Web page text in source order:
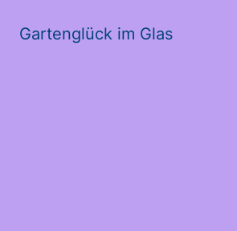
Gartenglück im Glas